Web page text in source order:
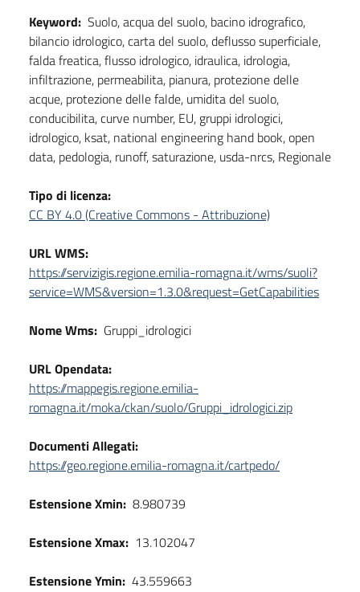
Keyword: Suolo, acqua del suolo, bacino idrografico,
bilancio idrologico, carta del suolo, deflusso superficiale,
falda freatica, flusso idrologico, idraulica, idrologia,
infiltrazione, permeabilita, pianura, protezione delle
acque, protezione delle falde, umidita del suolo,
conducibilita, curve number, EU, gruppi idrologici,
idrologico, ksat, national engineering hand book, open
data, pedologia, runoff, saturazione, usda-nrcs, Regionale
Tipo di licenza:
CC BY 4.0 (Creative Commons - Attribuzione)
URL WMS:
https://servizigis.regione.emilia-romagna.it/wms/suoli?
service=WMS&version=1.3.0&request=GetCapabilities
Nome Wms: Gruppi_idrologici
URL Opendata:
https://mappegis.regione.emilia-
romagna.it/moka/ckan/suolo/Gruppi_idrologici.zip
Documenti Allegati:
https://geo.regione.emilia-romagna.it/cartpedo/
Estensione Xmin: 8.980739
Estensione Xmax: 13.102047
Estensione Ymin: 43.559663